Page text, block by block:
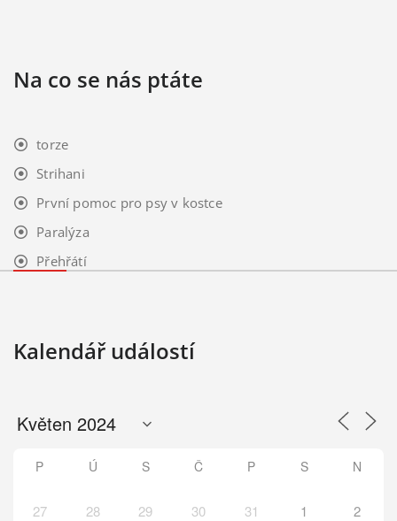
Na co se nás ptáte
torze
Strihani
První pomoc pro psy v kostce
Paralýza
Přehřátí
Kalendář událostí
P Ú S Č P S N
27 28 29 30 31 1 2